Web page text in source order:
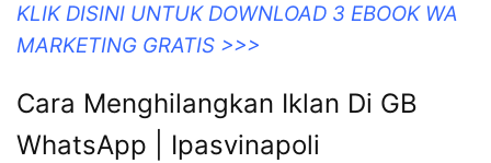
KLIK DISINI UNTUK DOWNLOAD 3 EBOOK WA
MARKETING GRATIS >>>
Cara Menghilangkan Iklan Di GB
WhatsApp | Ipasvinapoli